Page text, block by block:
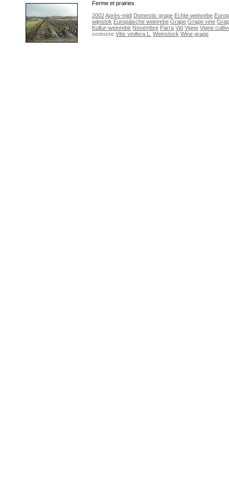
Ferme et prairies
2002Après-midi Domestic grape Echte weinrebe
wijnstok Europäische weinrebe Grape Grape vine
Kultur-weinrebe Novembre Parra Vid Vigne Vigne
comune Vitis vinifera L. Weinstock Wine grape